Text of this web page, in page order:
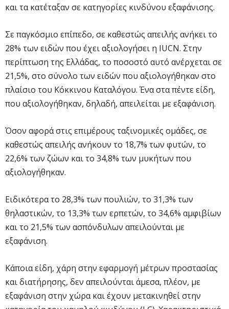
και τα κατέταξαν σε κατηγορίες κινδύνου εξαφάνισης.
Σε παγκόσμιο επίπεδο, σε καθεστώς απειλής ανήκει το
28% των ειδών που έχει αξιολογήσει η IUCN. Στην
περίπτωση της Ελλάδας, το ποσοστό αυτό ανέρχεται σε
21,5%, στο σύνολο των ειδών που αξιολογήθηκαν στο
πλαίσιο του Κόκκινου Καταλόγου. Ένα στα πέντε είδη,
που αξιολογήθηκαν, δηλαδή, απειλείται με εξαφάνιση.
Όσον αφορά στις επιμέρους ταξινομικές ομάδες, σε
καθεστώς απειλής ανήκουν το 18,7% των φυτών, το
22,6% των ζώων και το 34,8% των μυκήτων που
αξιολογήθηκαν.
Ειδικότερα το 28,3% των πουλιών, το 31,3% των
θηλαστικών, το 13,3% των ερπετών, το 34,6% αμφιβίων
και το 21,5% των ασπόνδυλων απειλούνται με
εξαφάνιση.
Κάποια είδη, χάρη στην εφαρμογή μέτρων προστασίας
και διατήρησης, δεν απειλούνται άμεσα, πλέον, με
εξαφάνιση στην χώρα και έχουν μετακινηθεί στην